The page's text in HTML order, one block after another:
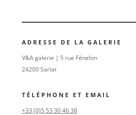
ADRESSE DE LA GALERIE
V&A galerie | 5 rue Fénelon
24200 Sarlat
TÉLÉPHONE ET EMAIL
+33 (0)5 53 30 46 38